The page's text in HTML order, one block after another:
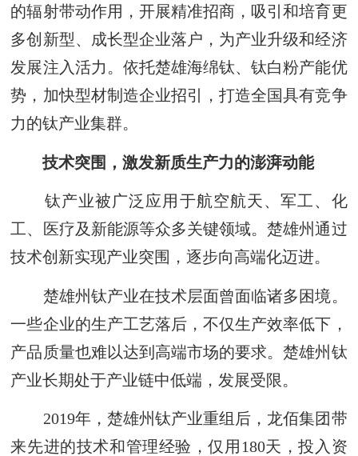
的辐射带动作用，开展精准招商，吸引和培育更
多创新型、成长型企业落户，为产业升级和经济
发展注入活力。依托楚雄海绵钛、钛白粉产能优
势，加快型材制造企业招引，打造全国具有竞争
力的钛产业集群。
技术突围，激发新质生产力的澎湃动能
钛产业被广泛应用于航空航天、军工、化
工、医疗及新能源等众多关键领域。楚雄州通过
技术创新实现产业突围，逐步向高端化迈进。
楚雄州钛产业在技术层面曾面临诸多困境。
一些企业的生产工艺落后，不仅生产效率低下，
产品质量也难以达到高端市场的要求。楚雄州钛
产业长期处于产业链中低端，发展受限。
2019年，楚雄州钛产业重组后，龙佰集团带
来先进的技术和管理经验，仅用180天，投入资